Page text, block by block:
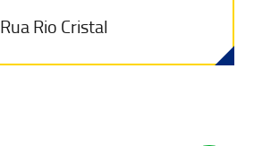
Rua Rio Cristal